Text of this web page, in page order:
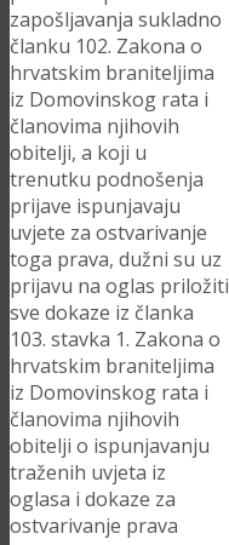
zapošljavanja sukladno
članku 102. Zakona o
hrvatskim braniteljima
iz Domovinskog rata i
članovima njihovih
obitelji, a koji u
trenutku podnošenja
prijave ispunjavaju
uvjete za ostvarivanje
toga prava, dužni su uz
prijavu na oglas priložiti
sve dokaze iz članka
103. stavka 1. Zakona o
hrvatskim braniteljima
iz Domovinskog rata i
članovima njihovih
obitelji o ispunjavanju
traženih uvjeta iz
oglasa i dokaze za
ostvarivanje prava